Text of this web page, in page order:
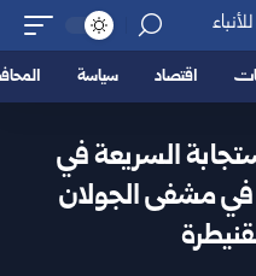
اقتصاد سياسة
السريعة في
مشفى الجولان